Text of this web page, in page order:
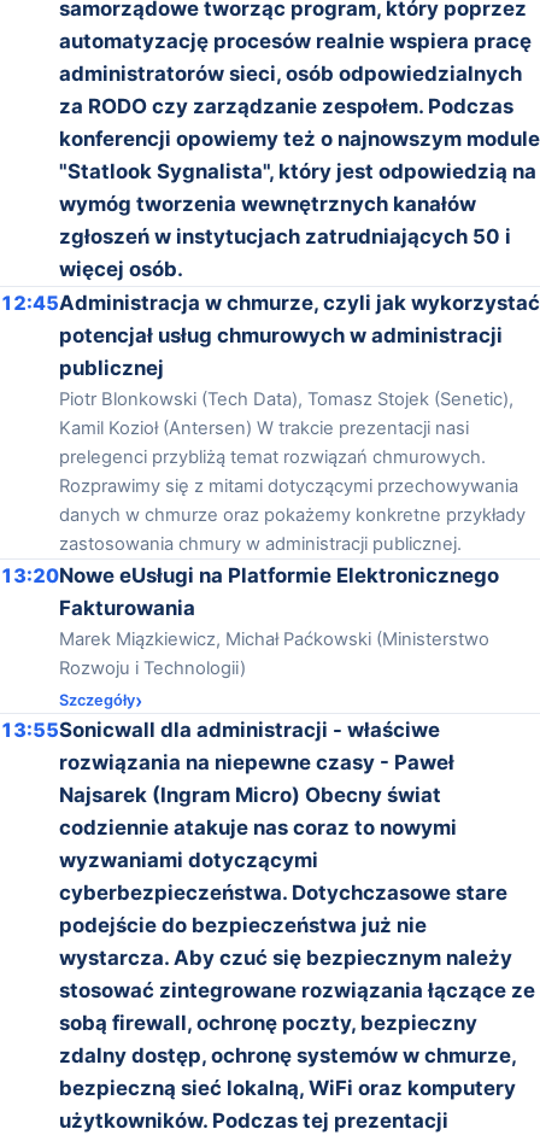
samorządowe tworząc program, który poprzez
automatyzację procesów realnie wspiera pracę
administratorów sieci, osób odpowiedzialnych
za RODO czy zarządzanie zespołem. Podczas
konferencji opowiemy też o najnowszym module
"Statlook Sygnalista", który jest odpowiedzią na
wymóg tworzenia wewnętrznych kanałów
zgłoszeń w instytucjach zatrudniających 50 i
więcej osób.
12:45Administracja w chmurze, czyli jak wykorzystać
potencjał usług chmurowych w administracji
publicznej
Piotr Blonkowski (Tech Data), Tomasz Stojek (Senetic),
Kamil Kozioł (Antersen) W trakcie prezentacji nasi
prelegenci przybliżą temat rozwiązań chmurowych.
Rozprawimy się z mitami dotyczącymi przechowywania
danych w chmurze oraz pokażemy konkretne przykłady
zastosowania chmury w administracji publicznej.
13:20Nowe eUsługi na Platformie Elektronicznego
Fakturowania
Marek Miązkiewicz, Michał Paćkowski (Ministerstwo
Rozwoju i Technologii)
Szczegóły
13:55Sonicwall dla administracji - właściwe
rozwiązania na niepewne czasy - Paweł
Najsarek (Ingram Micro) Obecny świat
codziennie atakuje nas coraz to nowymi
wyzwaniami dotyczącymi
cyberbezpieczeństwa. Dotychczasowe stare
podejście do bezpieczeństwa już nie
wystarcza. Aby czuć się bezpiecznym należy
stosować zintegrowane rozwiązania łączące ze
sobą firewall, ochronę poczty, bezpieczny
zdalny dostęp, ochronę systemów w chmurze,
bezpieczną sieć lokalną, WiFi oraz komputery
użytkowników. Podczas tej prezentacji